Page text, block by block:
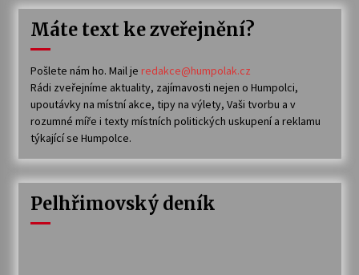
Máte text ke zveřejnění?
Pošlete nám ho. Mail je redakce@humpolak.cz
Rádi zveřejníme aktuality, zajímavosti nejen o Humpolci,
upoutávky na místní akce, tipy na výlety, Vaši tvorbu a v
rozumné míře i texty místních politických uskupení a reklamu
týkající se Humpolce.
Pelhřimovský deník